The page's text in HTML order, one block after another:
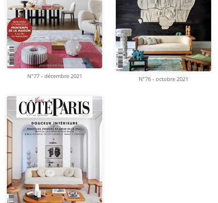
N°77 - décembre 2021 N°76 - octobre 2021